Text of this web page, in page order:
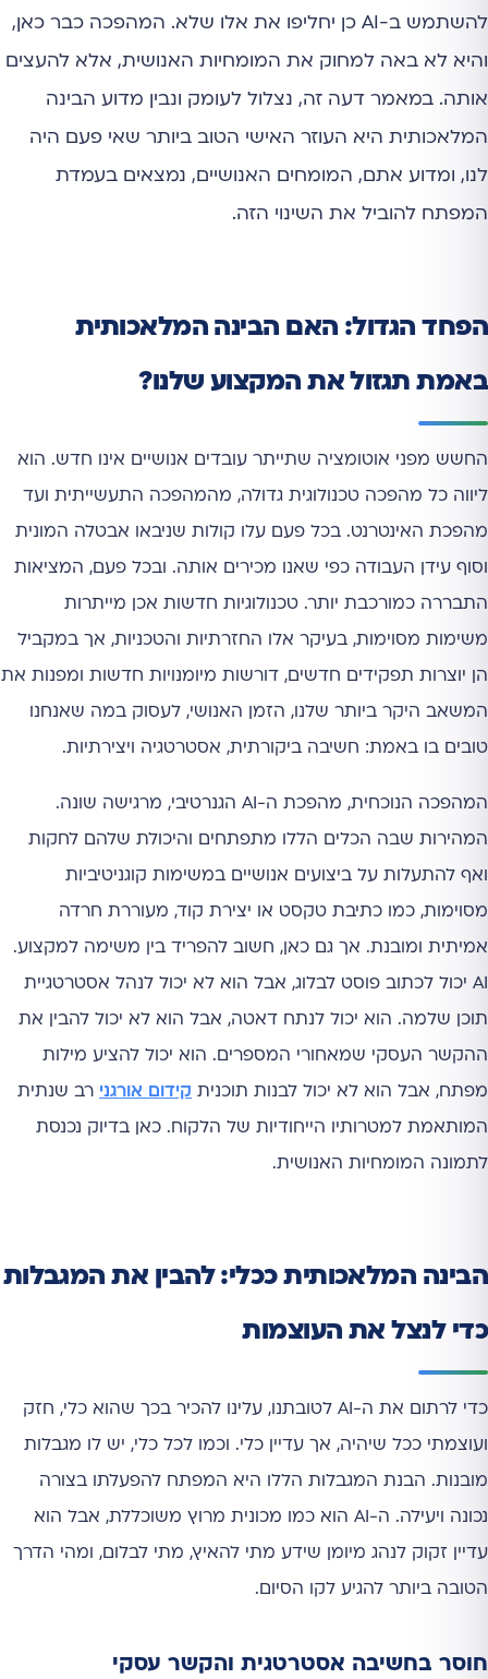
להשתמש ב-AI כן יחליפו את אלו שלא. המהפכה כבר כאן,
והיא לא באה למחוק את המומחיות האנושית, אלא להעצים
אותה. במאמר דעה זה, נצלול לעומק ונבין מדוע הבינה
המלאכותית היא העוזר האישי הטוב ביותר שאי פעם היה
לנו, ומדוע אתם, המומחים האנושיים, נמצאים בעמדת
המפתח להוביל את השינוי הזה.
הפחד הגדול: האם הבינה המלאכותית
באמת תגזול את המקצוע שלנו?
החשש מפני אוטומציה שתייתר עובדים אנושיים אינו חדש. הוא
ליווה כל מהפכה טכנולוגית גדולה, מהמהפכה התעשייתית ועד
מהפכת האינטרנט. בכל פעם עלו קולות שניבאו אבטלה המונית
וסוף עידן העבודה כפי שאנו מכירים אותה. ובכל פעם, המציאות
התבררה כמורכבת יותר. טכנולוגיות חדשות אכן מייתרות
משימות מסוימות, בעיקר אלו החזרתיות והטכניות, אך במקביל
הן יוצרות תפקידים חדשים, דורשות מיומנויות חדשות ומפנות את
המשאב היקר ביותר שלנו, הזמן האנושי, לעסוק במה שאנחנו
טובים בו באמת: חשיבה ביקורתית, אסטרטגיה ויצירתיות.
המהפכה הנוכחית, מהפכת ה-AI הגנרטיבי, מרגישה שונה.
המהירות שבה הכלים הללו מתפתחים והיכולת שלהם לחקות
ואף להתעלות על ביצועים אנושיים במשימות קוגניטיביות
מסוימות, כמו כתיבת טקסט או יצירת קוד, מעוררת חרדה
אמיתית ומובנת. אך גם כאן, חשוב להפריד בין משימה למקצוע.
AI יכול לכתוב פוסט לבלוג, אבל הוא לא יכול לנהל אסטרטגיית
תוכן שלמה. הוא יכול לנתח דאטה, אבל הוא לא יכול להבין את
ההקשר העסקי שמאחורי המספרים. הוא יכול להציע מילות
מפתח, אבל הוא לא יכול לבנות תוכנית קידום אורגני רב שנתית
המותאמת למטרותיו הייחודיות של הלקוח. כאן בדיוק נכנסת
לתמונה המומחיות האנושית.
הבינה המלאכותית ככלי: להבין את המגבלות
כדי לנצל את העוצמות
כדי לרתום את ה-AI לטובתנו, עלינו להכיר בכך שהוא כלי, חזק
ועוצמתי ככל שיהיה, אך עדיין כלי. וכמו לכל כלי, יש לו מגבלות
מובנות. הבנת המגבלות הללו היא המפתח להפעלתו בצורה
נכונה ויעילה. ה-AI הוא כמו מכונית מרוץ משוכללת, אבל הוא
עדיין זקוק לנהג מיומן שידע מתי להאיץ, מתי לבלום, ומהי הדרך
הטובה ביותר להגיע לקו הסיום.
חוסר בחשיבה אסטרטגית והקשר עסקי